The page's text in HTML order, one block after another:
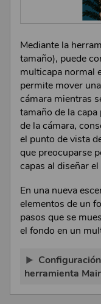
Mediante la
tamaño), puede
multicapa normal
permite mover
cámara mientras
tamaño de la
de la cámara,
el punto de vista
que preocuparse
capas al diseñar
En una nueva
elementos de un
pasos que se
el fondo en un
herramienta